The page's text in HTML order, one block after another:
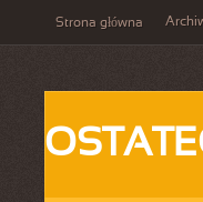
Strona główna